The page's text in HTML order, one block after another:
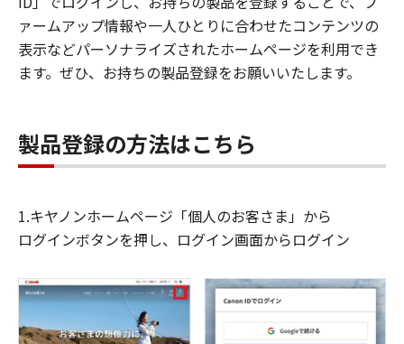
ァームアップ情報や一人ひとりに合わせたコンテンツの
表示などパーソナライズされたホームページを利用でき
ます。ぜひ、お持ちの製品登録をお願いいたします。
製品登録の方法はこちら
1.キヤノンホームページ「個人のお客さま」から
ログインボタンを押し、ログイン画面からログイン